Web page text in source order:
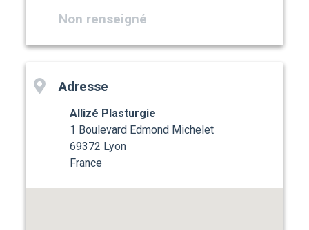
Non renseigné
Adresse
Allizé Plasturgie
1 Boulevard Edmond Michelet
69372 Lyon
France